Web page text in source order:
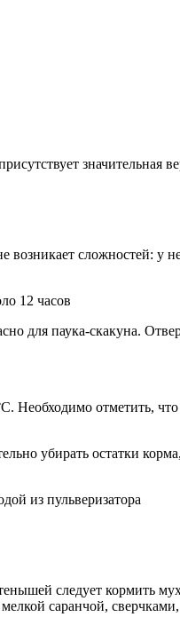
значительная
возникает сложностей: у
12 часов
для паука-скакуна.
Необходимо отметить,
убирать остатки
из пульверизатора
следует кормить
саранчой,